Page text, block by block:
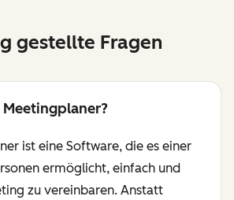
gestellte Fragen
Meetingplaner?
ist eine Software, die es einer
ermöglicht, einfach und
zu vereinbaren. Anstatt